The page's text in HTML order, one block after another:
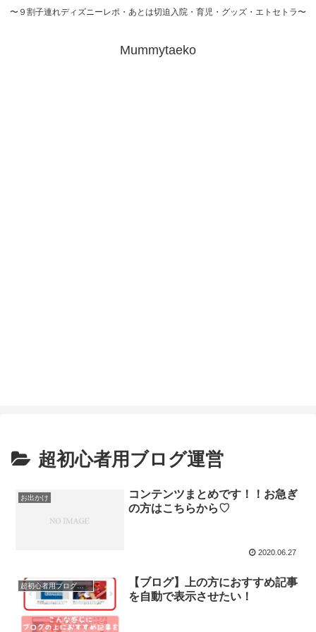
〜９割子連れディズニーレポ・あとは切迫入院・育児・グッズ・エトセトラ〜
Mummytaeko
超初心者用ブログ運営
お出かけ
コンテンツまとめです！！お急ぎ
の方はこちらから♡
2020.06.27
超初心者用ブログ運営
【ブログ】上の方におすすめ記事
を自動で表示させたい！